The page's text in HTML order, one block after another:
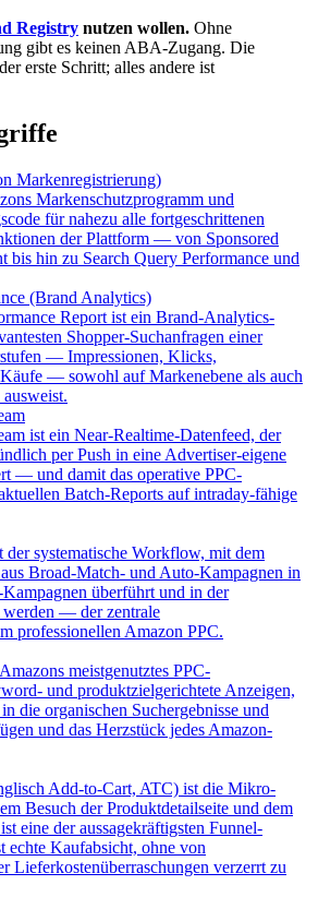
Registry nutzen wollen. Ohne
gibt es keinen ABA-Zugang. Die
erste Schritt; alles andere ist
Markenregistrierung)
Markenschutzprogramm und
für nahezu alle fortgeschrittenen
der Plattform — von Sponsored
bis hin zu Search Query Performance und
(Brand Analytics)
Report ist ein Brand-Analytics-
Shopper-Suchanfragen einer
— Impressionen, Klicks,
— sowohl auf Markenebene als auch
ist ein Near-Realtime-Datenfeed, der
per Push in eine Advertiser-eigene
— und damit das operative PPC-
Batch-Reports auf intraday-fähige
systematische Workflow, mit dem
Broad-Match- und Auto-Kampagnen in
überführt und in der
werden — der zentrale
professionellen Amazon PPC.
meistgenutztes PPC-
und produktzielgerichtete Anzeigen,
die organischen Suchergebnisse und
und das Herzstück jedes Amazon-
Add-to-Cart, ATC) ist die Mikro-
Besuch der Produktdetailseite und dem
eine der aussagekräftigsten Funnel-
Kaufabsicht, ohne von
Lieferkostenüberraschungen verzerrt zu